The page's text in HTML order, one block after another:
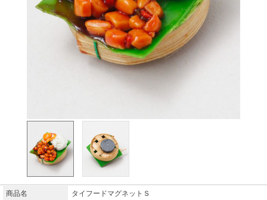
商品名
タイフードマグネットＳ